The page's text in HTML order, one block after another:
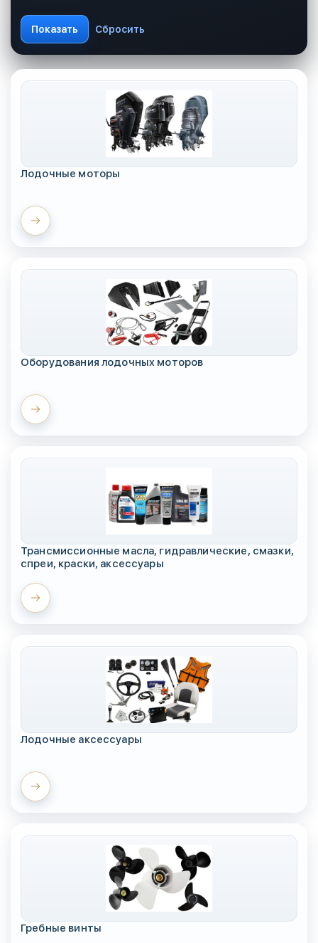
Лодочные моторы
Оборудования лодочных моторов
Трансмиссионные масла, гидравлические, смазки,
спреи, краски, аксессуары
Лодочные аксессуары
Гребные винты